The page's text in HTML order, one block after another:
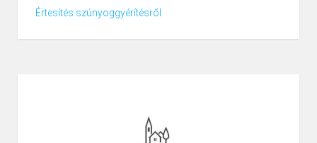
Értesítés szúnyoggyérítésről